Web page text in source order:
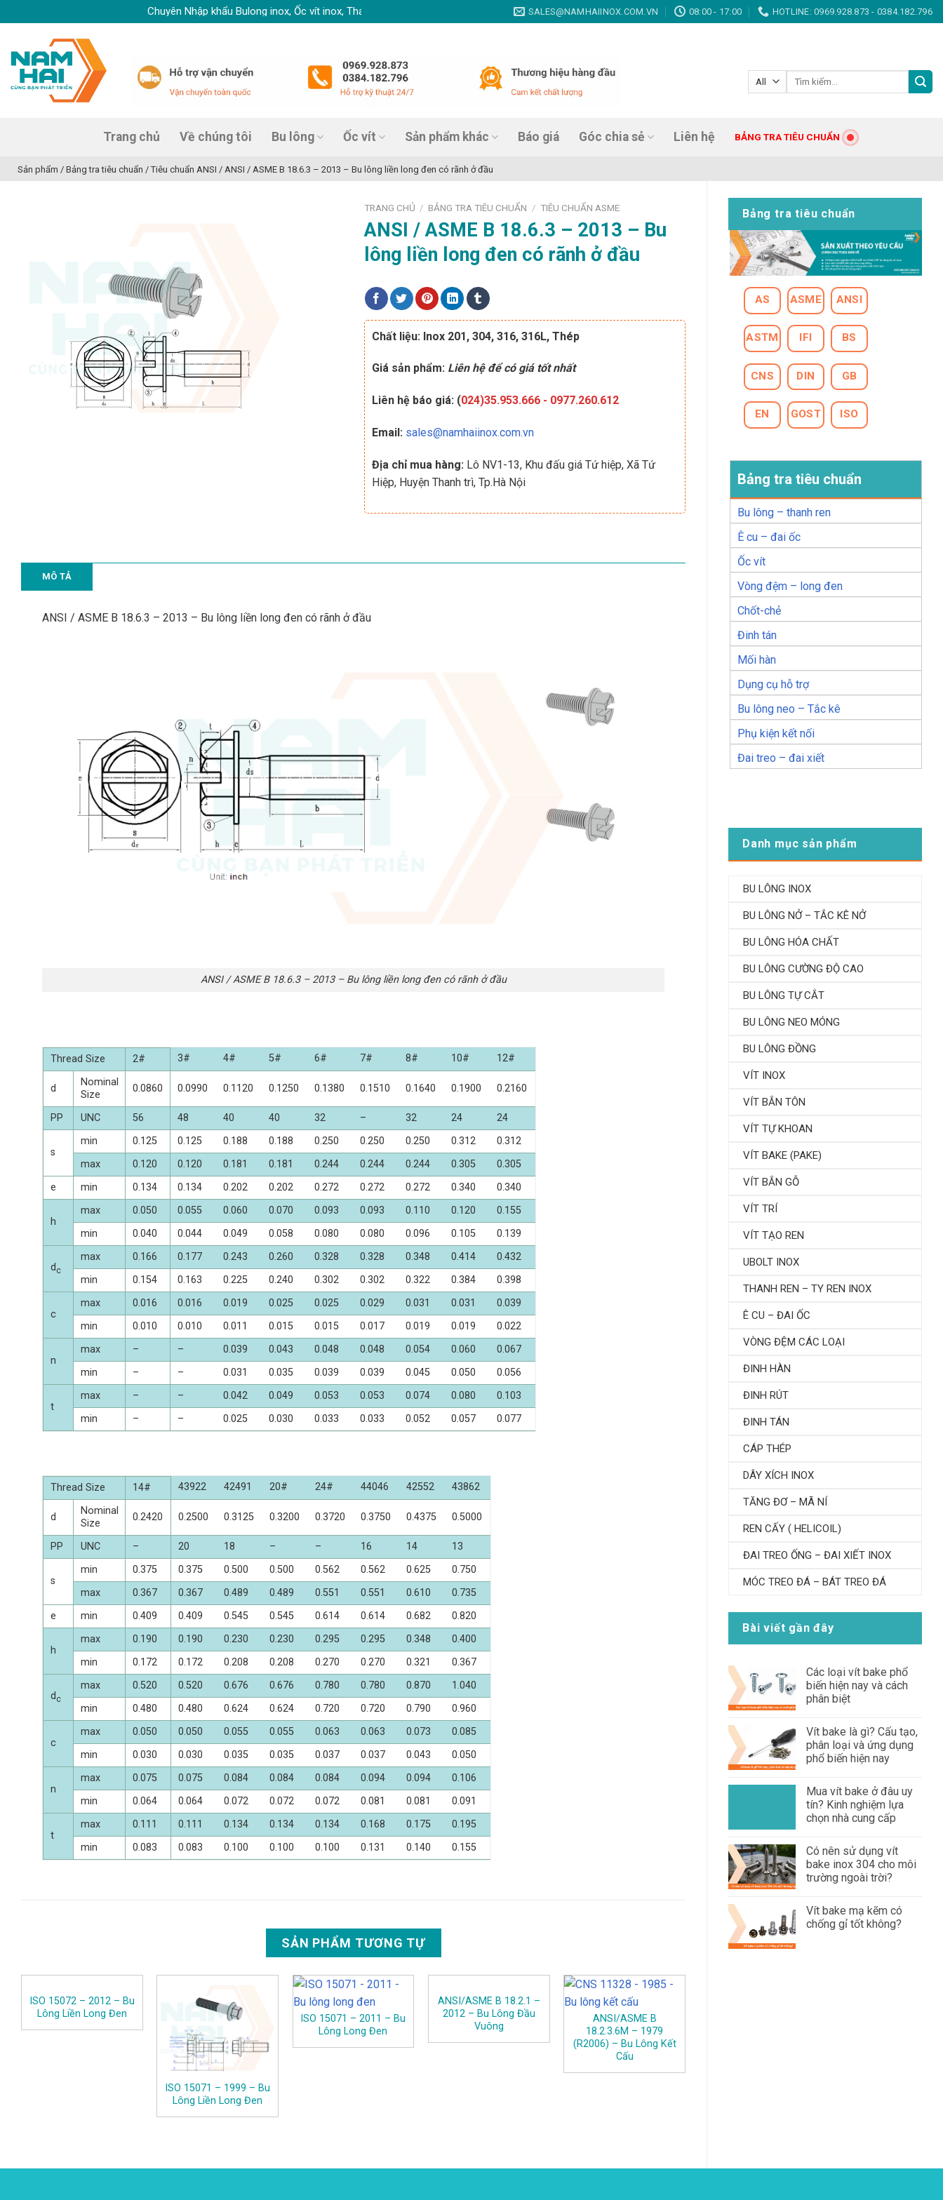
to
Chuyên Nhập khẩu Bulong inox, Ốc vít inox, Thanh ren inox, Nở đạn inox, Tắc kê nở inox, Vít tự khoan inox, Vít trí, Vít gỗ, Giá tốt nhất, Chất lượng hàng đầu!
SALES@NAMHAIINOX.COM.VN 08:00 - 17:00 HOTLINE: 0969.928.873 - 0384.182.796
Tìm
Trang chủ Về chúng tôi Bu lông Ốc vít Sản phẩm khác Báo giá Góc chia sẻ Liên hệ BẢNG TRA TIÊU CHUẨN
Sản phẩm / Bảng tra tiêu chuẩn /Tiêu chuẩn ANSI / ANSI / ASME B 18.6.3 – 2013 – Bu lông liền long đen có rãnh ở đầu
Bảng tra tiêu chuẩn
AS ASME ANSI
ASTM IFI BS
CNS DIN GB
EN GOST ISO
Bảng tra tiêu chuẩn
Bu lông – thanh ren
Ê cu – đai ốc
Ốc vít
Vòng đệm – long đen
Chốt-chẻ
Đinh tán
Mối hàn
Dụng cụ hỗ trợ
Bu lông neo – Tắc kê
Phụ kiện kết nối
Đai treo – đai xiết
Danh mục sản phẩm
BU LÔNG INOX
BU LÔNG NỞ – TẮC KÊ NỞ
BU LÔNG HÓA CHẤT
BU LÔNG CƯỜNG ĐỘ CAO
BU LÔNG TỰ CẮT
BU LÔNG NEO MÓNG
BU LÔNG ĐỒNG
VÍT INOX
VÍT BẮN TÔN
VÍT TỰ KHOAN
VÍT BAKE (PAKE)
VÍT BẮN GỖ
VÍT TRÍ
VÍT TẠO REN
UBOLT INOX
THANH REN – TY REN INOX
Ê CU – ĐAI ỐC
VÒNG ĐỆM CÁC LOẠI
ĐINH HÀN
ĐINH RÚT
ĐINH TÁN
CÁP THÉP
DÂY XÍCH INOX
TĂNG ĐƠ – MÃ NÍ
REN CẤY ( HELICOIL)
ĐAI TREO ỐNG – ĐAI XIẾT INOX
MÓC TREO ĐÁ – BÁT TREO ĐÁ
Bài viết gần đây
Các loại vít bake phổ
biến hiện nay và cách
phân biệt
Vít bake là gì? Cấu tạo,
phân loại và ứng dụng
phổ biến hiện nay
Mua vít bake ở đâu uy
tín? Kinh nghiệm lựa
chọn nhà cung cấp
Có nên sử dụng vít
bake inox 304 cho môi
trường ngoài trời?
Vít bake mạ kẽm có
chống gỉ tốt không?
TRANG CHỦ / BẢNG TRA TIÊU CHUẨN / TIÊU CHUẨN ASME
ANSI / ASME B 18.6.3 – 2013 – Bu
lông liền long đen có rãnh ở đầu
Chất liệu: Inox 201, 304, 316, 316L, Thép
Giá sản phẩm: Liên hệ để có giá tốt nhất
Liên hệ báo giá: (024)35.953.666- 0977.260.612
Email: sales@namhaiinox.com.vn
Địa chỉ mua hàng: Lô NV1-13, Khu đấu giá Tứ hiệp, Xã Tứ
Hiệp, Huyện Thanh trì, Tp.Hà Nội
MÔ TẢ
ANSI / ASME B 18.6.3 – 2013 – Bu lông liền long đen có rãnh ở đầu
ANSI / ASME B 18.6.3 – 2013 – Bu lông liền long đen có rãnh ở đầu
Thread Size 2# 3# 4# 5# 6# 7# 8# 10# 12#
d
Nominal
Size
0.0860 0.0990 0.1120 0.1250 0.1380 0.1510 0.1640 0.1900 0.2160
PP UNC 56 48 40 40 32 – 32 24 24
s
min 0.125 0.125 0.188 0.188 0.250 0.250 0.250 0.312
0.312
max
0.120 0.120 0.181 0.181 0.244 0.244 0.244 0.305
0.305
e
min 0.134 0.134 0.202 0.202 0.272 0.272 0.272 0.340 0.340
h
max 0.050 0.055 0.060 0.070 0.093 0.093 0.110 0.120
0.155
min
0.040 0.044 0.049 0.058 0.080 0.080 0.096 0.105 0.139
d c
max 0.166 0.177 0.243 0.260 0.328 0.328 0.348 0.414
0.432
min
0.154 0.163 0.225 0.240 0.302 0.302 0.322 0.384 0.398
c
max 0.016 0.016 0.019 0.025 0.025 0.029 0.031 0.031
0.039
min
0.010 0.010 0.011 0.015 0.015 0.017 0.019 0.019 0.022
n
max – – 0.039 0.043 0.048 0.048 0.054 0.060
0.067
min
– – 0.031 0.035 0.039 0.039 0.045 0.050 0.056
t
max – – 0.042 0.049 0.053 0.053 0.074 0.080
0.103
min
– – 0.025 0.030 0.033 0.033 0.052 0.057 0.077
Thread Size 14# 43922 42491 20# 24# 44046 42552 43862
d
Nominal
Size
0.2420 0.2500 0.3125 0.3200 0.3720 0.3750 0.4375 0.5000
PP UNC – 20 18 – – 16 14 13
s
min 0.375 0.375 0.500 0.500 0.562 0.562 0.625
0.750
max
0.367 0.367 0.489 0.489 0.551 0.551 0.610
0.735
e
min 0.409 0.409 0.545 0.545 0.614 0.614 0.682 0.820
h
max 0.190 0.190 0.230 0.230 0.295 0.295 0.348
0.400
min
0.172 0.172 0.208 0.208 0.270 0.270 0.321 0.367
d c
max 0.520 0.520 0.676 0.676 0.780 0.780 0.870
1.040
min
0.480 0.480 0.624 0.624 0.720 0.720 0.790 0.960
c
max 0.050 0.050 0.055 0.055 0.063 0.063 0.073
0.085
min
0.030 0.030 0.035 0.035 0.037 0.037 0.043 0.050
n
max 0.075 0.075 0.084 0.084 0.084 0.094 0.094
0.106
min
0.064 0.064 0.072 0.072 0.072 0.081 0.081 0.091
t
max 0.111 0.111 0.134 0.134 0.134 0.168 0.175
0.195
min
0.083 0.083 0.100 0.100 0.100 0.131 0.140 0.155
SẢN PHẨM TƯƠNG TỰ
ISO 15072 – 2012 – Bu
Lông Liền Long Đen
ISO 15071 – 1999 – Bu
Lông Liền Long Đen
ISO 15071 – 2011 – Bu
Lông Long Đen
ANSI/ASME B 18.2.1 –
2012 – Bu Lông Đầu
Vuông
ANSI/ASME B
18.2.3.6M – 1979
(R2006) – Bu Lông Kết
Cấu